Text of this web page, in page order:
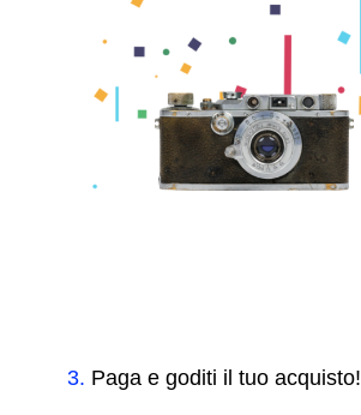
3. Paga e goditi il tuo acquisto!